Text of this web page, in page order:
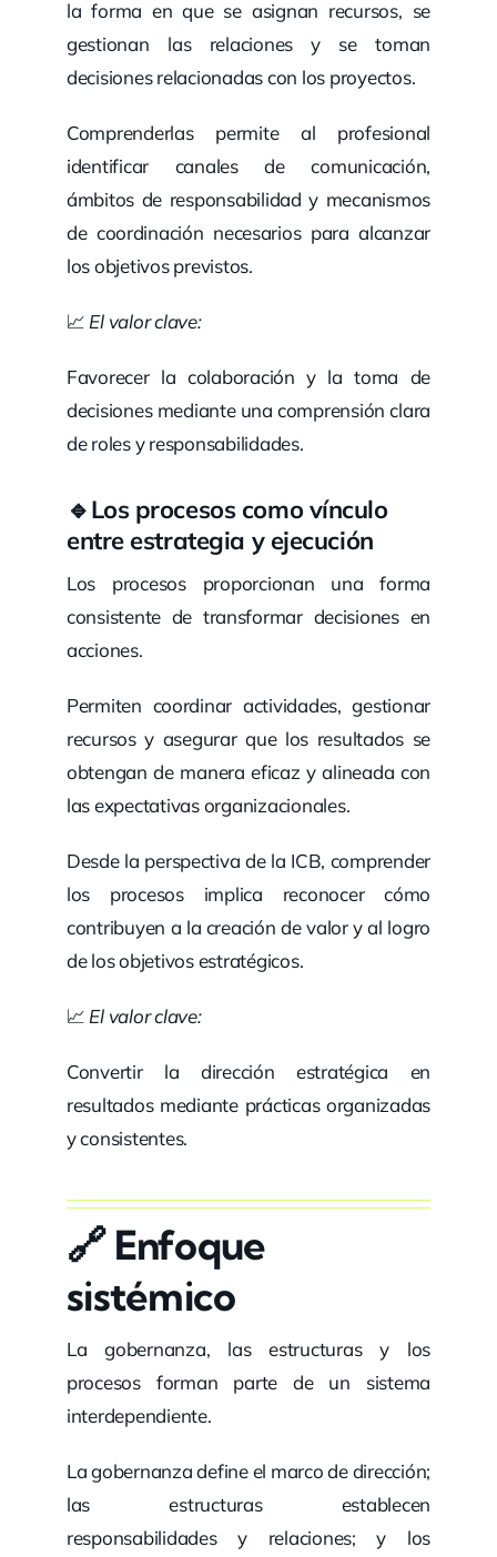
la forma en que se asignan recursos, se
gestionan las relaciones y se toman
decisiones relacionadas con los proyectos.
Comprenderlas permite al profesional
identificar canales de comunicación,
ámbitos de responsabilidad y mecanismos
de coordinación necesarios para alcanzar
los objetivos previstos.
📈 El valor clave:
Favorecer la colaboración y la toma de
decisiones mediante una comprensión clara
de roles y responsabilidades.
🔹Los procesos como vínculo
entre estrategia y ejecución
Los procesos proporcionan una forma
consistente de transformar decisiones en
acciones.
Permiten coordinar actividades, gestionar
recursos y asegurar que los resultados se
obtengan de manera eficaz y alineada con
las expectativas organizacionales.
Desde la perspectiva de la ICB, comprender
los procesos implica reconocer cómo
contribuyen a la creación de valor y al logro
de los objetivos estratégicos.
📈 El valor clave:
Convertir la dirección estratégica en
resultados mediante prácticas organizadas
y consistentes.
🔗 Enfoque
sistémico
La gobernanza, las estructuras y los
procesos forman parte de un sistema
interdependiente.
La gobernanza define el marco de dirección;
las estructuras establecen
responsabilidades y relaciones; y los